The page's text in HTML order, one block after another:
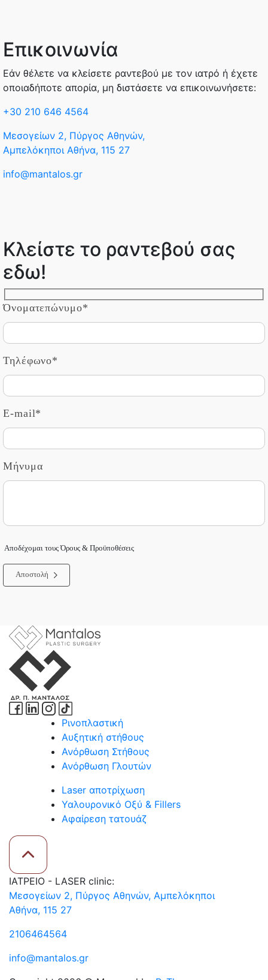
Επικοινωνία
Εάν θέλετε να κλείσετε ραντεβού με τον ιατρό ή έχετε
οποιαδήποτε απορία, μη διστάσετε να επικοινωνήσετε:
+30 210 646 4564
Μεσογείων 2, Πύργος Αθηνών,
Αμπελόκηποι Αθήνα, 115 27
info@mantalos.gr
Κλείστε το ραντεβού σας
εδω!
Όνοματεπώνυμο*
Τηλέφωνο*
E-mail*
Μήνυμα
Αποδέχομαι τους Όρους & Προϋποθέσεις
Αποστολή
Ρινοπλαστική
Αυξητική στήθους
Ανόρθωση Στήθους
Ανόρθωση Γλουτών
Laser αποτρίχωση
Υαλουρονικό Οξύ & Fillers
Αφαίρεση τατουάζ
ΙΑΤΡΕΙΟ - LASER clinic:
Μεσογείων 2, Πύργος Αθηνών, Αμπελόκηποι
Αθήνα, 115 27
2106464564
info@mantalos.gr